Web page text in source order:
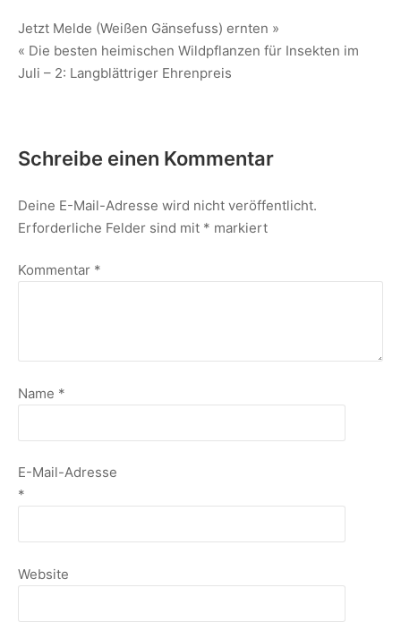
Jetzt Melde (Weißen Gänsefuss) ernten »
« Die besten heimischen Wildpflanzen für Insekten im
Juli – 2: Langblättriger Ehrenpreis
Schreibe einen Kommentar
Deine E-Mail-Adresse wird nicht veröffentlicht.
Erforderliche Felder sind mit * markiert
Kommentar *
Name *
E-Mail-Adresse
*
Website